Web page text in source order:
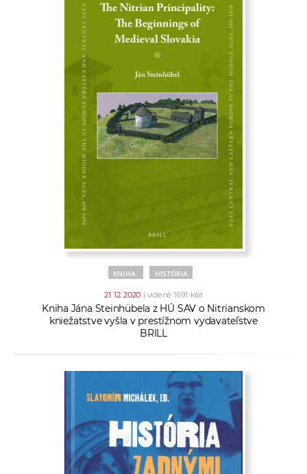
KNIHA HISTÓRIA
21. 12. 2020 | videné 1691-krát
Kniha Jána Steinhübela z HÚ SAV o Nitrianskom
kniežatstve vyšla v prestížnom vydavateľstve
BRILL